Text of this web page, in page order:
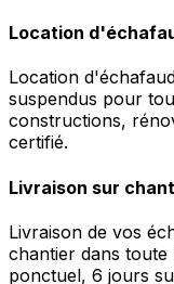
Location
Location
suspendus pour
constructions,
certifié.
Livraison sur
Livraison de vos
chantier dans toute
ponctuel, 6 jours